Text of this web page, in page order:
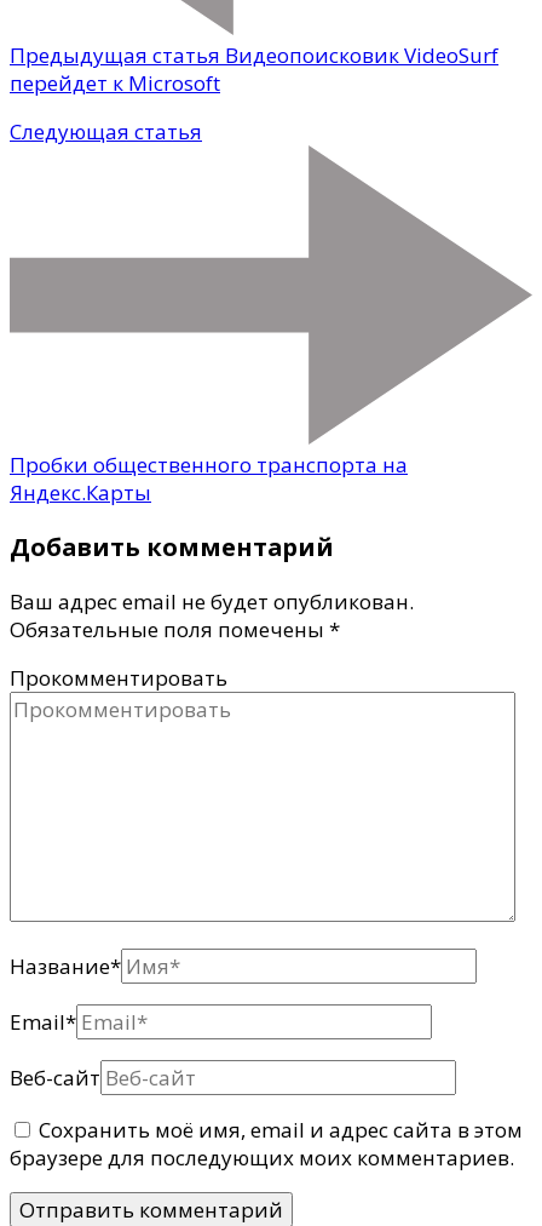
Предыдущая статья Видеопоисковик VideoSurf
перейдет к Microsoft
Следующая статья
Пробки общественного транспорта на
Яндекс.Карты
Добавить комментарий
Ваш адрес email не будет опубликован.
Обязательные поля помечены *
Прокомментировать
Название*
Email*
Веб-сайт
Сохранить моё имя, email и адрес сайта в этом
браузере для последующих моих комментариев.